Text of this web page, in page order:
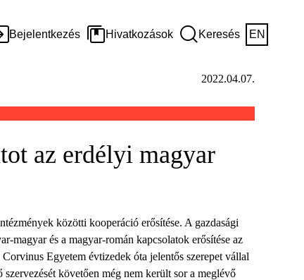
Bejelentkezés Hivatkozások Keresés EN
2022.04.07.
az erdélyi magyar
közötti kooperáció erősítése. A gazdasági
magyar és a magyar-román kapcsolatok erősítése az
Egyetem évtizedek óta jelentős szerepet vállal
követően még nem került sor a meglévő